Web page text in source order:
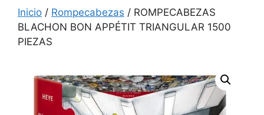
Inicio / Rompecabezas / ROMPECABEZAS
BLACHON BON APPÉTIT TRIANGULAR 1500
PIEZAS